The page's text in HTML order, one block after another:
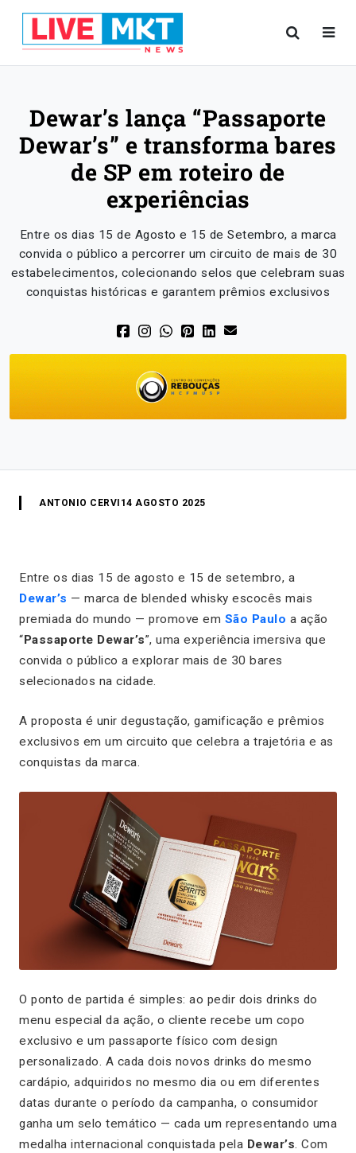
Dewar’s lança “Passaporte
Dewar’s” e transforma bares
de SP em roteiro de
experiências
Entre os dias 15 de Agosto e 15 de Setembro, a marca
convida o público a percorrer um circuito de mais de 30
estabelecimentos, colecionando selos que celebram suas
conquistas históricas e garantem prêmios exclusivos
ANTONIO CERVI 14 AGOSTO 2025
Entre os dias 15 de agosto e 15 de setembro, a
Dewar’s — marca de blended whisky escocês mais
premiada do mundo — promove em São Paulo a ação
“Passaporte Dewar’s”, uma experiência imersiva que
convida o público a explorar mais de 30 bares
selecionados na cidade.
A proposta é unir degustação, gamificação e prêmios
exclusivos em um circuito que celebra a trajetória e as
conquistas da marca.
O ponto de partida é simples: ao pedir dois drinks do
menu especial da ação, o cliente recebe um copo
exclusivo e um passaporte físico com design
personalizado. A cada dois novos drinks do mesmo
cardápio, adquiridos no mesmo dia ou em diferentes
datas durante o período da campanha, o consumidor
ganha um selo temático — cada um representando uma
medalha internacional conquistada pela Dewar’s. Com